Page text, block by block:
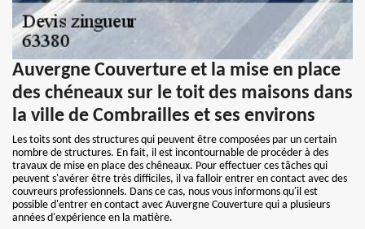
Auvergne Couverture et la mise en place
des chéneaux sur le toit des maisons dans
la ville de Combrailles et ses environs
Les toits sont des structures qui peuvent être composées par un certain
nombre de structures. En fait, il est incontournable de procéder à des
travaux de mise en place des chêneaux. Pour effectuer ces tâches qui
peuvent s'avérer être très difficiles, il va falloir entrer en contact avec des
couvreurs professionnels. Dans ce cas, nous vous informons qu'il est
possible d'entrer en contact avec Auvergne Couverture qui a plusieurs
années d'expérience en la matière.